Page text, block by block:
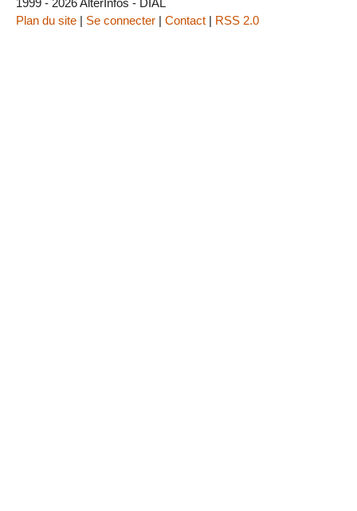
1999 - 2026 AlterInfos - DIAL
Plan du site | Se connecter | Contact | RSS 2.0